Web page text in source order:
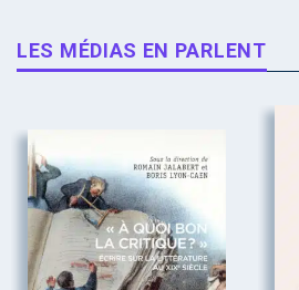
LES MÉDIAS EN PARLENT